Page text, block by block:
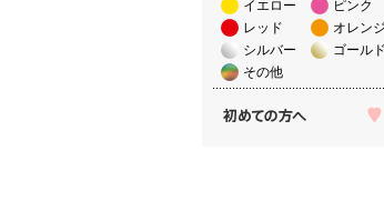
イエロー
ピンク
レッド
オレンジ
シルバー
ゴールド
その他